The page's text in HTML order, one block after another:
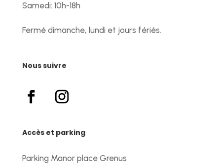
Samedi: 10h-18h
Fermé dimanche, lundi et jours fériés.
Nous suivre
Accès et parking
Parking Manor place Grenus